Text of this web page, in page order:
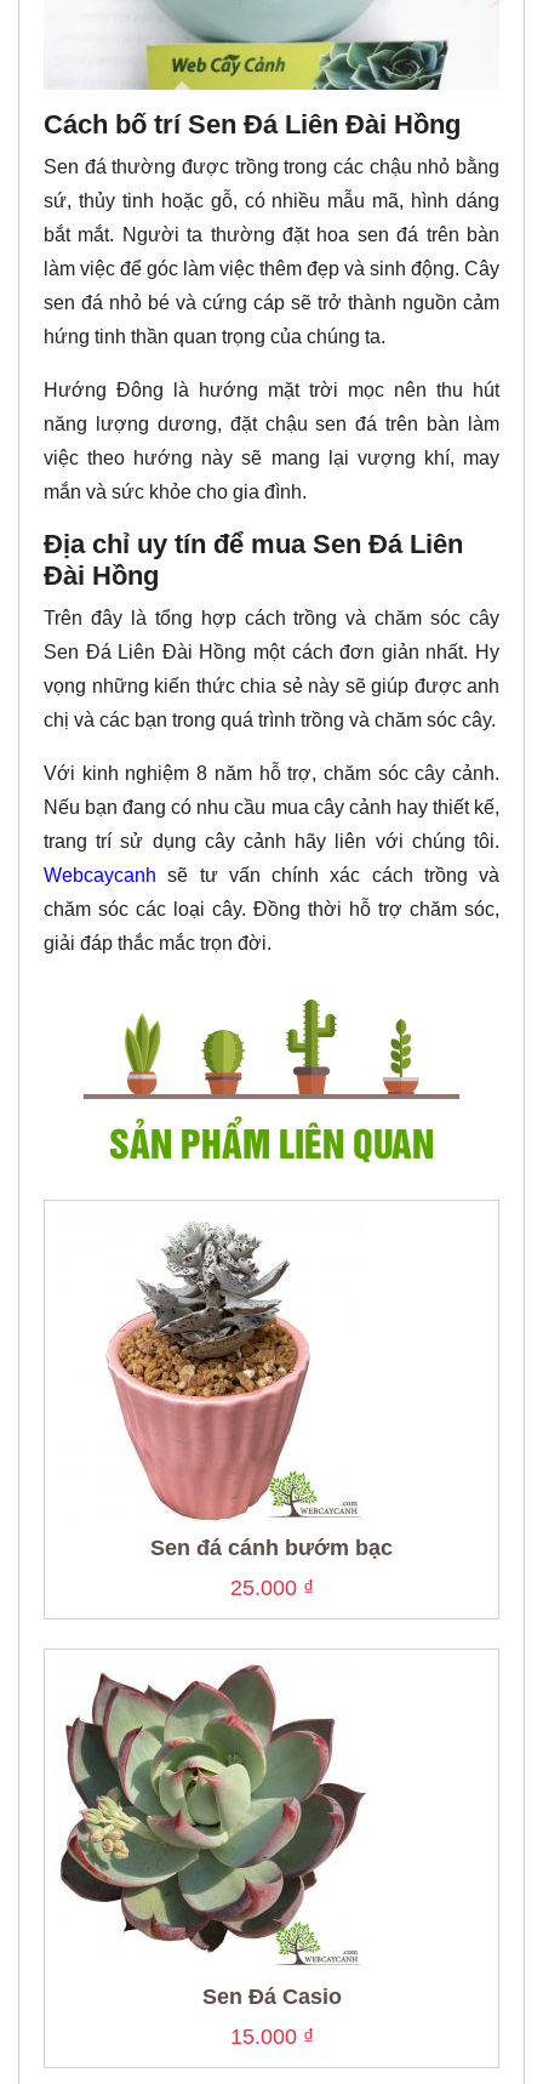
Cách bố trí Sen Đá Liên Đài Hồng
Sen đá thường được trồng trong các chậu nhỏ bằng
sứ, thủy tinh hoặc gỗ, có nhiều mẫu mã, hình dáng
bắt mắt. Người ta thường đặt hoa sen đá trên bàn
làm việc để góc làm việc thêm đẹp và sinh động. Cây
sen đá nhỏ bé và cứng cáp sẽ trở thành nguồn cảm
hứng tinh thần quan trọng của chúng ta.
Hướng Đông là hướng mặt trời mọc nên thu hút
năng lượng dương, đặt chậu sen đá trên bàn làm
việc theo hướng này sẽ mang lại vượng khí, may
mắn và sức khỏe cho gia đình.
Địa chỉ uy tín để mua Sen Đá Liên
Đài Hồng
Trên đây là tổng hợp cách trồng và chăm sóc cây
Sen Đá Liên Đài Hồng một cách đơn giản nhất. Hy
vọng những kiến thức chia sẻ này sẽ giúp được anh
chị và các bạn trong quá trình trồng và chăm sóc cây.
Với kinh nghiệm 8 năm hỗ trợ, chăm sóc cây cảnh.
Nếu bạn đang có nhu cầu mua cây cảnh hay thiết kế,
trang trí sử dụng cây cảnh hãy liên với chúng tôi.
Webcaycanh sẽ tư vấn chính xác cách trồng và
chăm sóc các loại cây. Đồng thời hỗ trợ chăm sóc,
giải đáp thắc mắc trọn đời.
SẢN PHẨM LIÊN QUAN
Sen đá cánh bướm bạc
25.000 ₫
Sen Đá Casio
15.000 ₫